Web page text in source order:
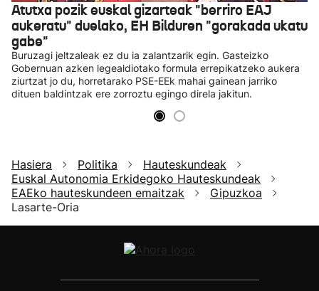
Atutxa pozik euskal gizarteak "berriro EAJ
aukeratu" duelako, EH Bilduren "gorakada ukatu
gabe"
Buruzagi jeltzaleak ez du ia zalantzarik egin. Gasteizko
Gobernuan azken legealdiotako formula errepikatzeko aukera
ziurtzat jo du, horretarako PSE-EEk mahai gainean jarriko
dituen baldintzak ere zorroztu egingo direla jakitun.
Hasiera Politika
Hauteskundeak
Euskal Autonomia Erkidegoko Hauteskundeak
EAEko hauteskundeen emaitzak
Gipuzkoa
Lasarte-Oria